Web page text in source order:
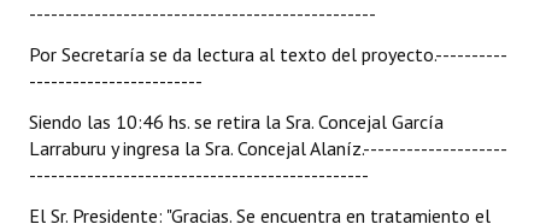
------------------------------------------------
Por Secretaría se da lectura al texto del proyecto.----------
------------------------
Siendo las 10:46 hs. se retira la Sra. Concejal García
Larraburu y ingresa la Sra. Concejal Alaníz.--------------------
-----------------------------------------------
El Sr. Presidente: "Gracias. Se encuentra en tratamiento el